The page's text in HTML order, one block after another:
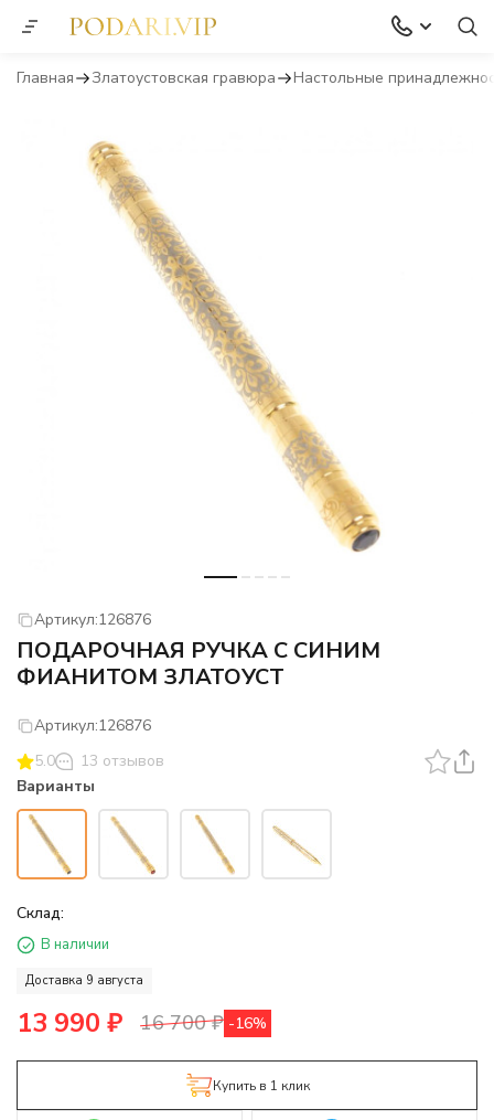
Главная Златоустовская гравюра Настольные
Артикул:126876
ПОДАРОЧНАЯ РУЧКА С СИНИМ
ФИАНИТОМ ЗЛАТОУСТ
Артикул:126876
5.0
13 отзывов
Варианты
Склад:
В наличии
Доставка 9 августа
13 990 ₽ 16 700₽ -16%
Купить в 1 клик